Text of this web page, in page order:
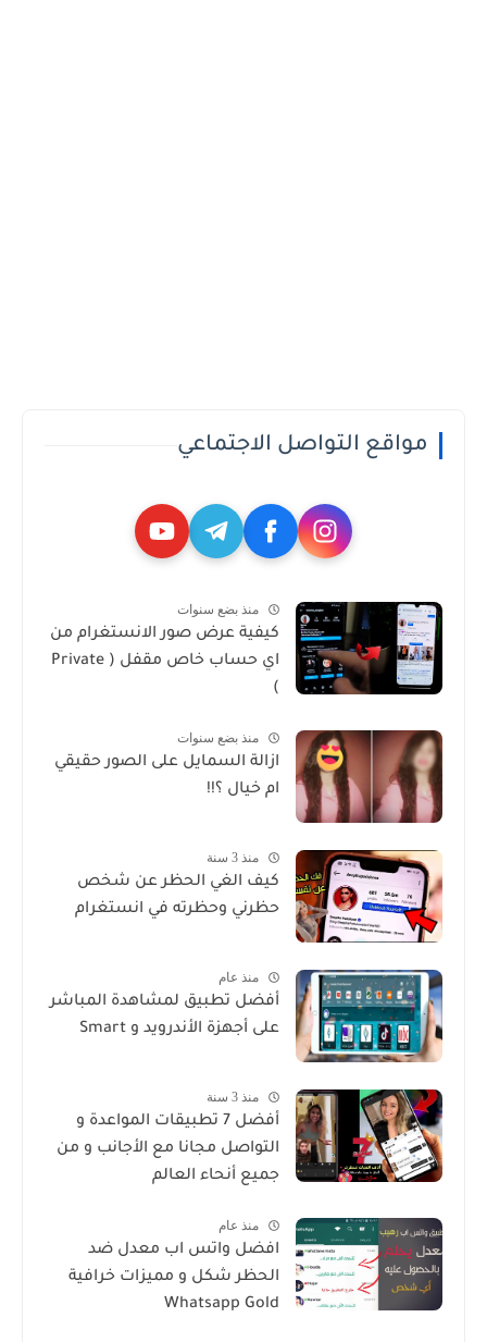
مواقع التواصل الاجتماعي
منذ بضع سنوات
كيفية عرض صور الانستغرام من
اي حساب خاص مقفل ( Private
)
منذ بضع سنوات
ازالة السمايل على الصور حقيقي
ام خيال ؟!!
منذ 3 سنة
كيف الغي الحظر عن شخص
حظرني وحظرته في انستغرام
منذ عام
أفضل تطبيق لمشاهدة المباشر
على أجهزة الأندرويد و Smart
منذ 3 سنة
أفضل 7 تطبيقات المواعدة و
التواصل مجانا مع الأجانب و من
جميع أنحاء العالم
منذ عام
افضل واتس اب معدل ضد
الحظر شكل و مميزات خرافية
Whatsapp Gold